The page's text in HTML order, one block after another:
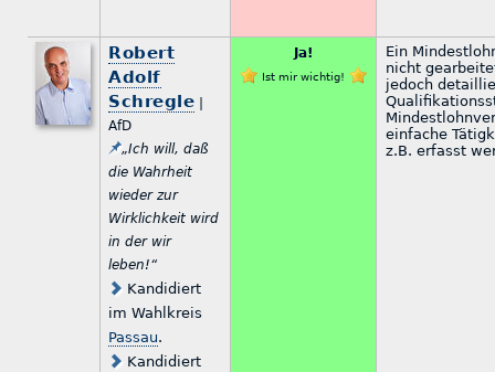
Robert
Adolf
Schregle
AfD
„Ich will, daß
die Wahrheit
wieder zur
Wirklichkeit wird
in der wir
leben!“
Kandidiert
im Wahlkreis
Passau.
Kandidiert
Ja!
Ist mir wichtig!
Ein
nicht
jedoch
einfache
z.B. erfasst